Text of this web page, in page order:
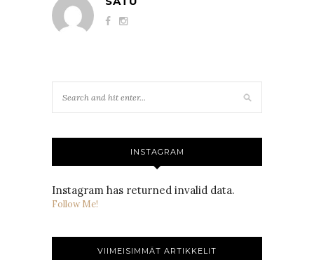
INSTAGRAM
Instagram has returned invalid data.
Follow Me!
VIIMEISIMMÄT ARTIKKELIT